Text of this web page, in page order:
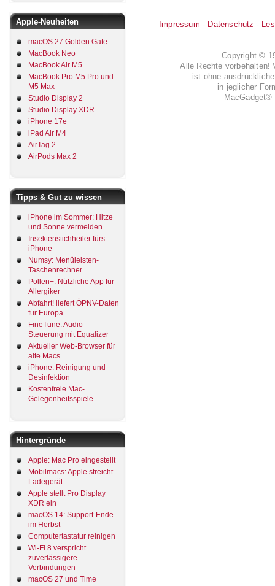
Apple-Neuheiten
macOS 27 Golden Gate
MacBook Neo
MacBook Air M5
MacBook Pro M5 Pro und
M5 Max
Studio Display 2
Studio Display XDR
iPhone 17e
iPad Air M4
AirTag 2
AirPods Max 2
Tipps & Gut zu wissen
iPhone im Sommer: Hitze
und Sonne vermeiden
Insektenstichheiler fürs
iPhone
Numsy: Menüleisten-
Taschenrechner
Pollen+: Nützliche App für
Allergiker
Abfahrt! liefert ÖPNV-Daten
für Europa
FineTune: Audio-
Steuerung mit Equalizer
Aktueller Web-Browser für
alte Macs
iPhone: Reinigung und
Desinfektion
Kostenfreie Mac-
Gelegenheitsspiele
Hintergründe
Apple: Mac Pro eingestellt
Mobilmacs: Apple streicht
Ladegerät
Apple stellt Pro Display
XDR ein
macOS 14: Support-Ende
im Herbst
Computertastatur reinigen
Wi-Fi 8 verspricht
zuverlässigere
Verbindungen
macOS 27 und Time
Impressum - Datenschutz -
Copyright ©
Alle Rechte vorbehalten!
ist ohne
in jeglicher
MacGadget®